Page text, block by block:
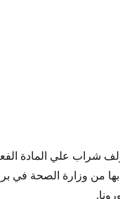
شراب علي المادة
من وزارة الصحة في